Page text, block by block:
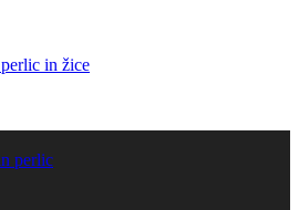
in žice
perlic